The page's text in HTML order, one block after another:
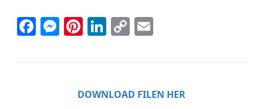
Facebook
Messenger
Pinterest
LinkedIn
Copy
DOWNLOAD FILEN HER